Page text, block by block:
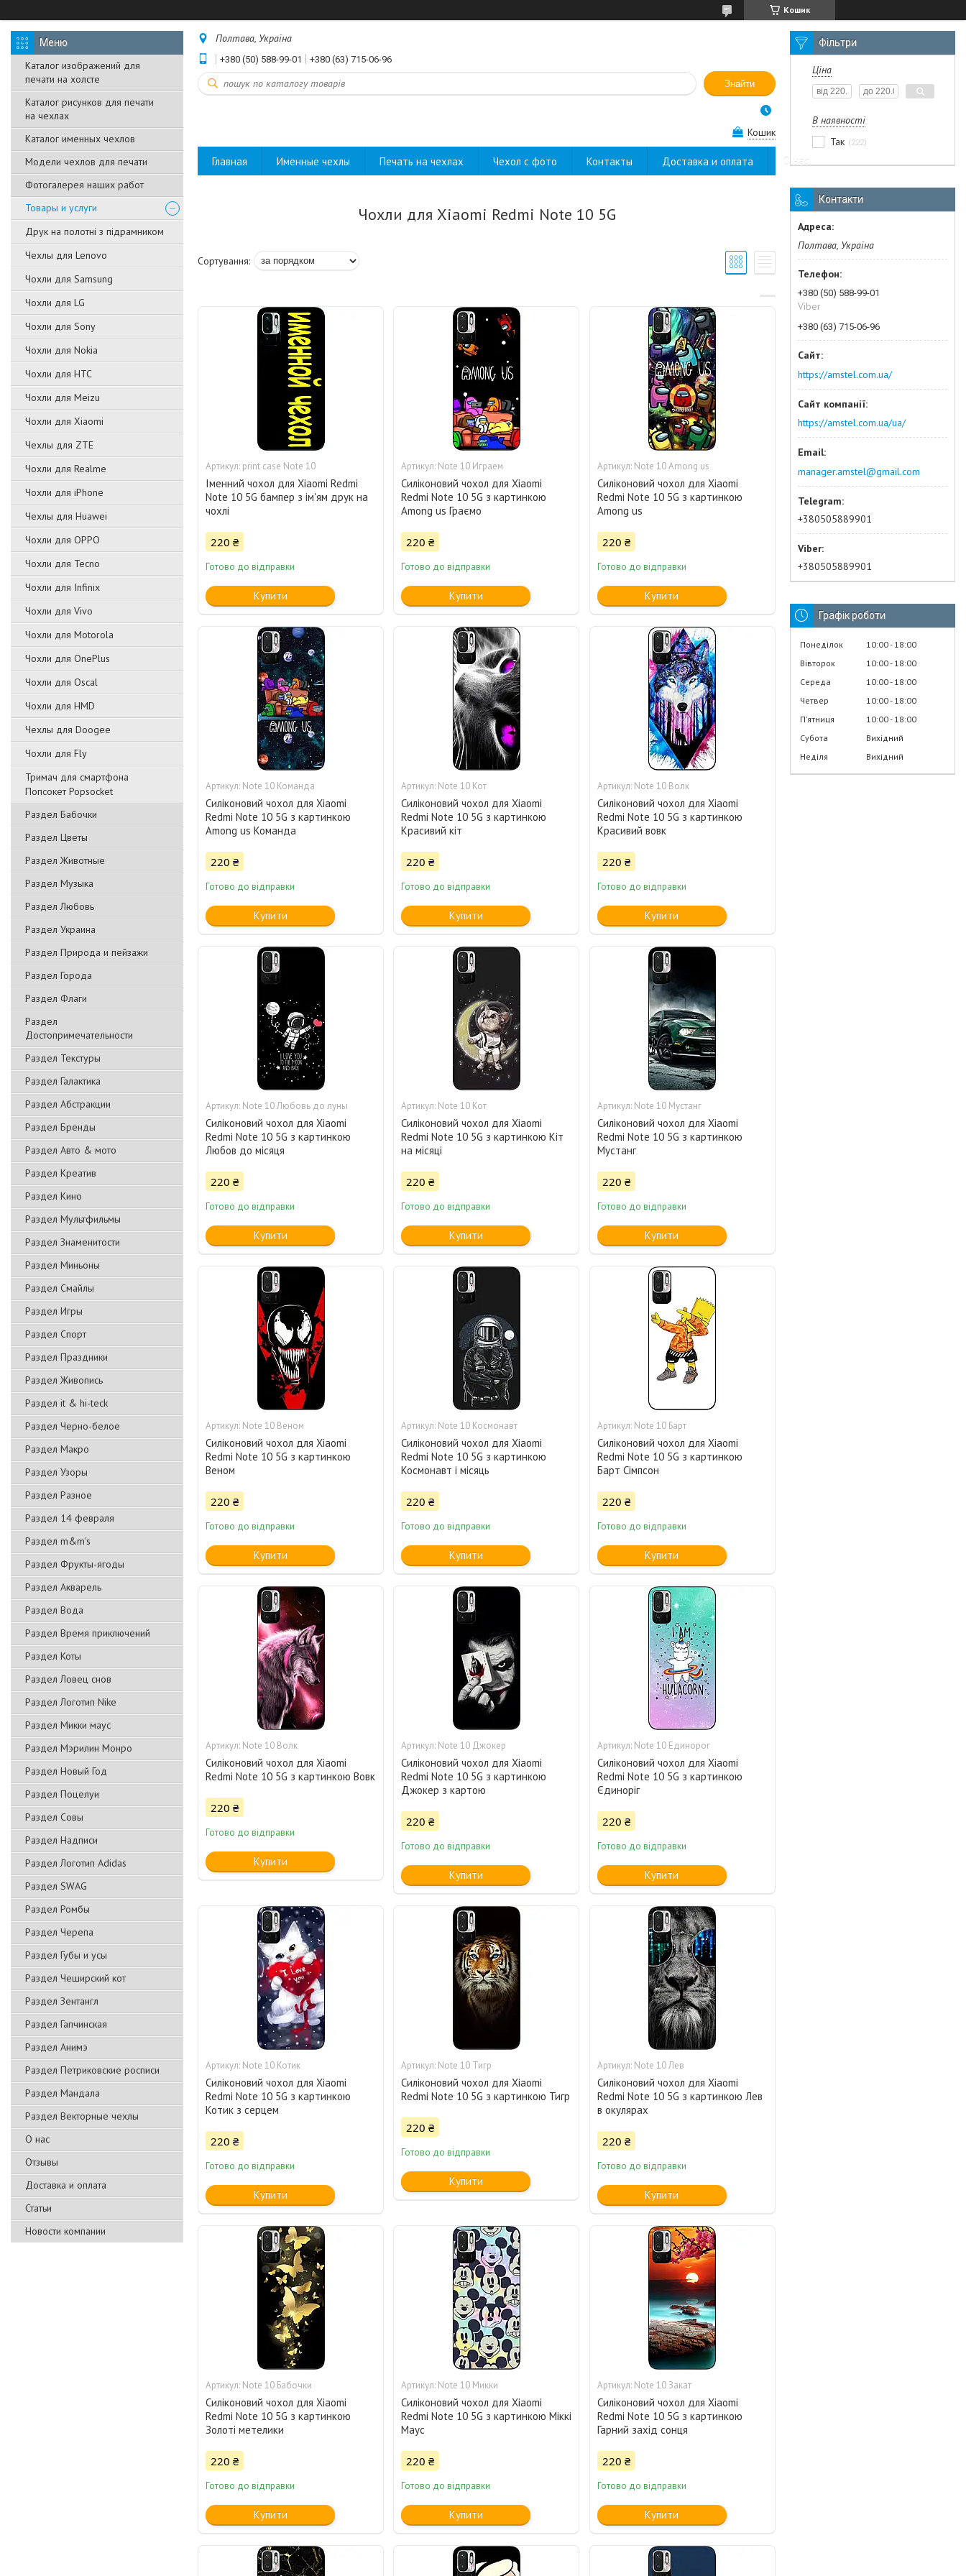
Кошик
Каталог изображений для
печати на холсте
Каталог рисунков для печати
на чехлах
Каталог именных чехлов
Модели чехлов для печати
Фотогалерея наших работ
Товары и услуги
Друк на полотні з підрамником
Чехлы для Lenovo
Чохли для Samsung
Чохли для LG
Чохли для Sony
Чохли для Nokia
Чохли для HTC
Чохли для Meizu
Чохли для Xiaomi
Чехлы для ZTE
Чохли для Realme
Чохли для iPhone
Чехлы для Huawei
Чохли для OPPO
Чохли для Tecno
Чохли для Infinix
Чохли для Vivo
Чохли для Motorola
Чохли для OnePlus
Чохли для Oscal
Чохли для HMD
Чехлы для Doogee
Чохли для Fly
Тримач для смартфона
Попсокет Popsocket
Раздел Бабочки
Раздел Цветы
Раздел Животные
Раздел Музыка
Раздел Любовь
Раздел Украина
Раздел Природа и пейзажи
Раздел Города
Раздел Флаги
Раздел
Достопримечательности
Раздел Текстуры
Раздел Галактика
Раздел Абстракции
Раздел Бренды
Раздел Авто & мото
Раздел Креатив
Раздел Кино
Раздел Мультфильмы
Раздел Знаменитости
Раздел Миньоны
Раздел Смайлы
Раздел Игры
Раздел Спорт
Раздел Праздники
Раздел Живопись
Раздел it & hi-teck
Раздел Черно-белое
Раздел Макро
Раздел Узоры
Раздел Разное
Раздел 14 февраля
Раздел m&m's
Раздел Фрукты-ягоды
Раздел Акварель
Раздел Вода
Раздел Время приключений
Раздел Коты
Раздел Ловец снов
Раздел Логотип Nike
Раздел Микки маус
Раздел Мэрилин Монро
Раздел Новый Год
Раздел Поцелуи
Раздел Совы
Раздел Надписи
Раздел Логотип Adidas
Раздел SWAG
Раздел Ромбы
Раздел Черепа
Раздел Губы и усы
Раздел Чеширский кот
Раздел Зентангл
Раздел Гапчинская
Раздел Анимэ
Раздел Петриковские росписи
Раздел Мандала
Раздел Векторные чехлы
О нас
Отзывы
Доставка и оплата
Статьи
Новости компании
Полтава, Україна
+380 (50) 588-99-01 +380 (63) 715-06-96
Знайти
Кошик
Главная Именные чехлы Печать на чехлах Чехол с фото Контакты Доставка и оплата О нас
Чохли для Xiaomi Redmi Note 10 5G
print case Note 10
Іменний чохол для Xiaomi Redmi
Note 10 5G бампер з ім'ям друк на
чохлі
220 ₴
Готово до відправки
Купити
Note 10 Играем
Силіконовий чохол для Xiaomi
Redmi Note 10 5G з картинкою
Among us Граємо
220 ₴
Готово до відправки
Купити
Note 10 Among us
Силіконовий чохол для Xiaomi
Redmi Note 10 5G з картинкою
Among us
220 ₴
Готово до відправки
Купити
Note 10 Команда
Силіконовий чохол для Xiaomi
Redmi Note 10 5G з картинкою
Among us Команда
220 ₴
Готово до відправки
Купити
Note 10 Кот
Силіконовий чохол для Xiaomi
Redmi Note 10 5G з картинкою
Красивий кіт
220 ₴
Готово до відправки
Купити
Note 10 Волк
Силіконовий чохол для Xiaomi
Redmi Note 10 5G з картинкою
Красивий вовк
220 ₴
Готово до відправки
Купити
Note 10 Любовь до луны
Силіконовий чохол для Xiaomi
Redmi Note 10 5G з картинкою
Любов до місяця
220 ₴
Готово до відправки
Купити
Note 10 Кот
Силіконовий чохол для Xiaomi
Redmi Note 10 5G з картинкою Кіт
на місяці
220 ₴
Готово до відправки
Купити
Note 10 Мустанг
Силіконовий чохол для Xiaomi
Redmi Note 10 5G з картинкою
Мустанг
220 ₴
Готово до відправки
Купити
Note 10 Веном
Силіконовий чохол для Xiaomi
Redmi Note 10 5G з картинкою
Веном
220 ₴
Готово до відправки
Купити
Note 10 Космонавт
Силіконовий чохол для Xiaomi
Redmi Note 10 5G з картинкою
Космонавт і місяць
220 ₴
Готово до відправки
Купити
Note 10 Барт
Силіконовий чохол для Xiaomi
Redmi Note 10 5G з картинкою
Барт Сімпсон
220 ₴
Готово до відправки
Купити
Note 10 Волк
Силіконовий чохол для Xiaomi
Redmi Note 10 5G з картинкою Вовк
220 ₴
Готово до відправки
Купити
Note 10 Джокер
Силіконовий чохол для Xiaomi
Redmi Note 10 5G з картинкою
Джокер з картою
220 ₴
Готово до відправки
Купити
Note 10 Единорог
Силіконовий чохол для Xiaomi
Redmi Note 10 5G з картинкою
Єдиноріг
220 ₴
Готово до відправки
Купити
Note 10 Котик
Силіконовий чохол для Xiaomi
Redmi Note 10 5G з картинкою
Котик з серцем
220 ₴
Готово до відправки
Купити
Note 10 Тигр
Силіконовий чохол для Xiaomi
Redmi Note 10 5G з картинкою Тигр
220 ₴
Готово до відправки
Купити
Note 10 Лев
Силіконовий чохол для Xiaomi
Redmi Note 10 5G з картинкою Лев
в окулярах
220 ₴
Готово до відправки
Купити
Note 10 Бабочки
Силіконовий чохол для Xiaomi
Redmi Note 10 5G з картинкою
Золоті метелики
220 ₴
Готово до відправки
Купити
Note 10 Микки
Силіконовий чохол для Xiaomi
Redmi Note 10 5G з картинкою Міккі
Маус
220 ₴
Готово до відправки
Купити
Note 10 Закат
Силіконовий чохол для Xiaomi
Redmi Note 10 5G з картинкою
Гарний захід сонця
220 ₴
Готово до відправки
Купити
Фільтри
Ціна
В наявності
Так
222
Контакти
Полтава, Україна
+380 (50) 588-99-01
Viber
+380 (63) 715-06-96
https://amstel.com.ua/
https://amstel.com.ua/ua/
manager.amstel@gmail.com
+380505889901
+380505889901
Графік роботи
Понеділок 10:00 18:00
Вівторок
10:00 18:00
Середа
10:00 18:00
Четвер
10:00 18:00
Пʼятниця
10:00 18:00
Субота
Вихідний
Неділя
Вихідний